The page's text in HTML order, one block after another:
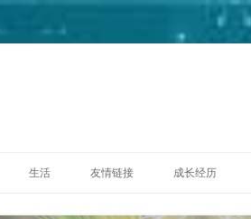
生活 友情链接 成长经历